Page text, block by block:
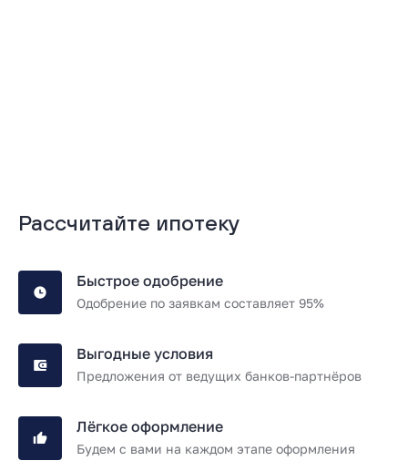
Рассчитайте ипотеку
Быстрое одобрение
Одобрение по заявкам составляет 95%
Выгодные условия
Предложения от ведущих банков-партнёров
Лёгкое оформление
Будем с вами на каждом этапе оформления